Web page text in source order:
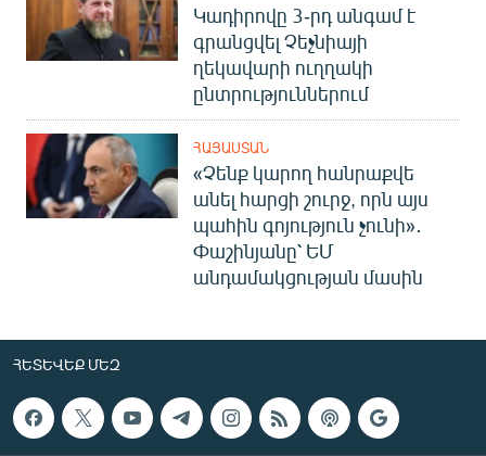
Կադիրովը 3-րդ անգամ է
գրանցվել Չեչնիայի
ղեկավարի ուղղակի
ընտրություններում
ՀԱՅԱՍՏԱՆ
«Չենք կարող հանրաքվե
անել հարցի շուրջ, որն այս
պահին գոյություն չունի»․
Փաշինյանը՝ ԵՄ
անդամակցության մասին
ՀԵՏԵՎԵՔ ՄԵԶ